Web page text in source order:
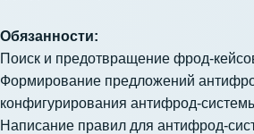
Обязанности:
Поиск и предотвращение фрод-
Формирование предложений
конфигурирования антифрод-
Написание правил для антифрод-